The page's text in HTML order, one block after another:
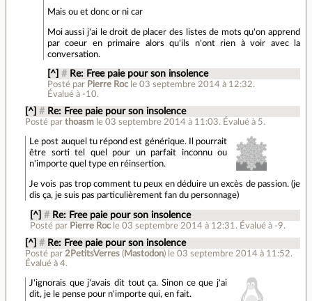
Mais ou et donc or ni car
Moi aussi j'ai le droit de placer des listes de mots qu'on apprend
par coeur en primaire alors qu'ils n'ont rien à voir avec la
conversation.
[^] # Re: Free paie pour son insolence
Posté par Pierre Roc le 03 septembre 2014 à 12:32.
Évalué à -10.
[^] # Re: Free paie pour son insolence
Posté parthoasm le 03 septembre 2014 à 11:03. Évalué à 5.
Le post auquel tu répond est générique. Il pourrait
être sorti tel quel pour un parfait inconnu ou
n'importe quel type en réinsertion.
Je vois pas trop comment tu peux en déduire un excès de passion. (je
dis ça, je suis pas particulièrement fan du personnage)
[^] # Re: Free paie pour son insolence
Posté par Pierre Roc le 03 septembre 2014 à 12:31 . Évalué à -9.
[^] # Re: Free paie pour son insolence
Posté par 2PetitsVerres ( Mastodon) le 03 septembre 2014 à 11:52.
Évalué à4.
J'ignorais que j'avais dit tout ça. Sinon ce que j'ai
dit, je le pense pour n'importe qui, en fait.